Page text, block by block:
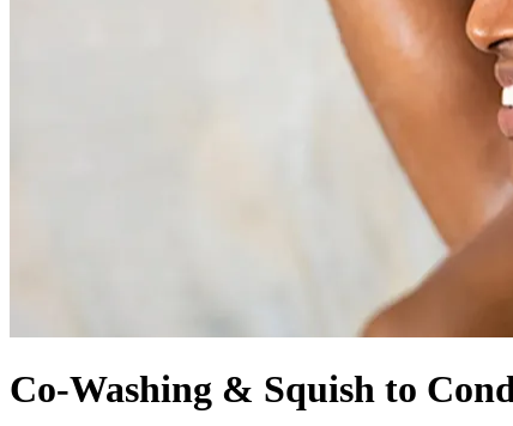
Co-Washing & Squish to